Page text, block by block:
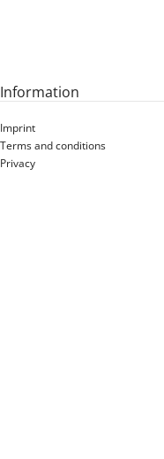
Information
Imprint
Terms and conditions
Privacy